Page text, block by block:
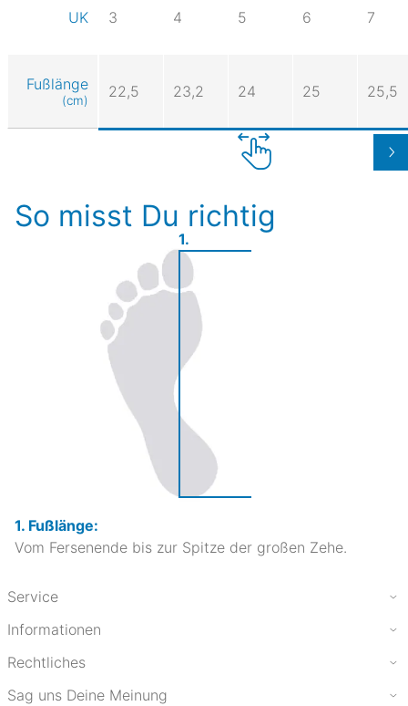
UK 3 4 5 6 7
Fußlänge
(cm) 22,5 23,2 24 25 25,5
So misst Du richtig
1.
1. Fußlänge:
Vom Fersenende bis zur Spitze der großen Zehe.
Service
Informationen
Rechtliches
Sag uns Deine Meinung